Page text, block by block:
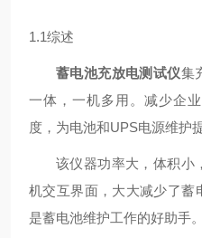
1.1综述
蓄电池充放电测试仪集
一体，一机多用。减少企
度，为电池和UPS电源维护
该仪器功率大，体积小
机交互界面，大大减少了蓄
是蓄电池维护工作的好助手。